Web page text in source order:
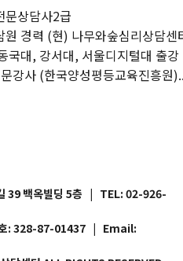
문상담사2급
경력 (현) 나무와숲심리상담센
국대, 강서대, 서울디지털대 출강
강사 (한국양성평등교육진흥원
39 백옥빌딩 5층 | TEL: 02-926-
: 328-87-01437 | Email: